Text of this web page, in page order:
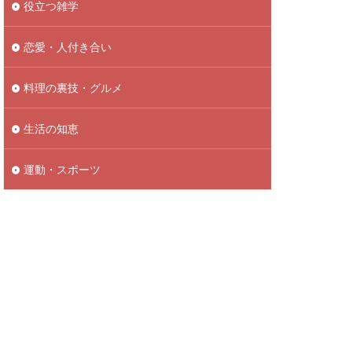
役立つ雑学
恋愛・人付き合い
料理の裏技・グルメ
生活の知恵
運動・スポーツ